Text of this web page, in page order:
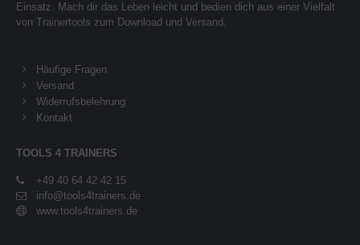
Einsatz. Mach dir das Leben leicht und bedien dich aus einer Vielfalt
von Trainertools zum Download und Versand.
Häufige Fragen
Versand
Widerrufsbelehrung
Kontakt
TOOLS 4 TRAINERS
+49 40 64 42 42 15
info@tools4trainers.de
www.tools4trainers.de